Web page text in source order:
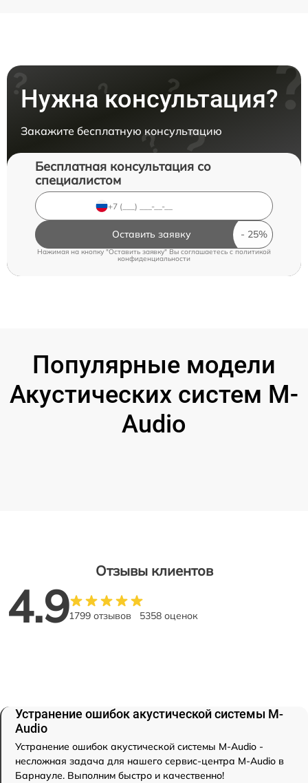
Нужна консультация?
Закажите бесплатную консультацию
Бесплатная консультация со
специалистом
Оставить заявку
Нажимая на кнопку "Оставить заявку" Вы соглашаетесь c политикой
конфиденциальности
Популярные модели
Акустических систем M-
Audio
Отзывы клиентов
4.91799 отзывов 5358 оценок
Устранение ошибок акустической системы M-
Audio
Устранение ошибок акустической системы M-Audio -
несложная задача для нашего сервис-центра M-Audio в
Барнауле. Выполним быстро и качественно!